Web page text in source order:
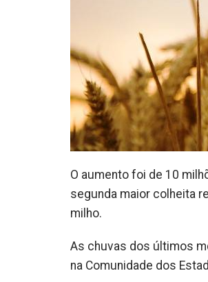
O aumento foi de 10
segunda maior colheita
milho.
As chuvas dos últimos
na Comunidade dos